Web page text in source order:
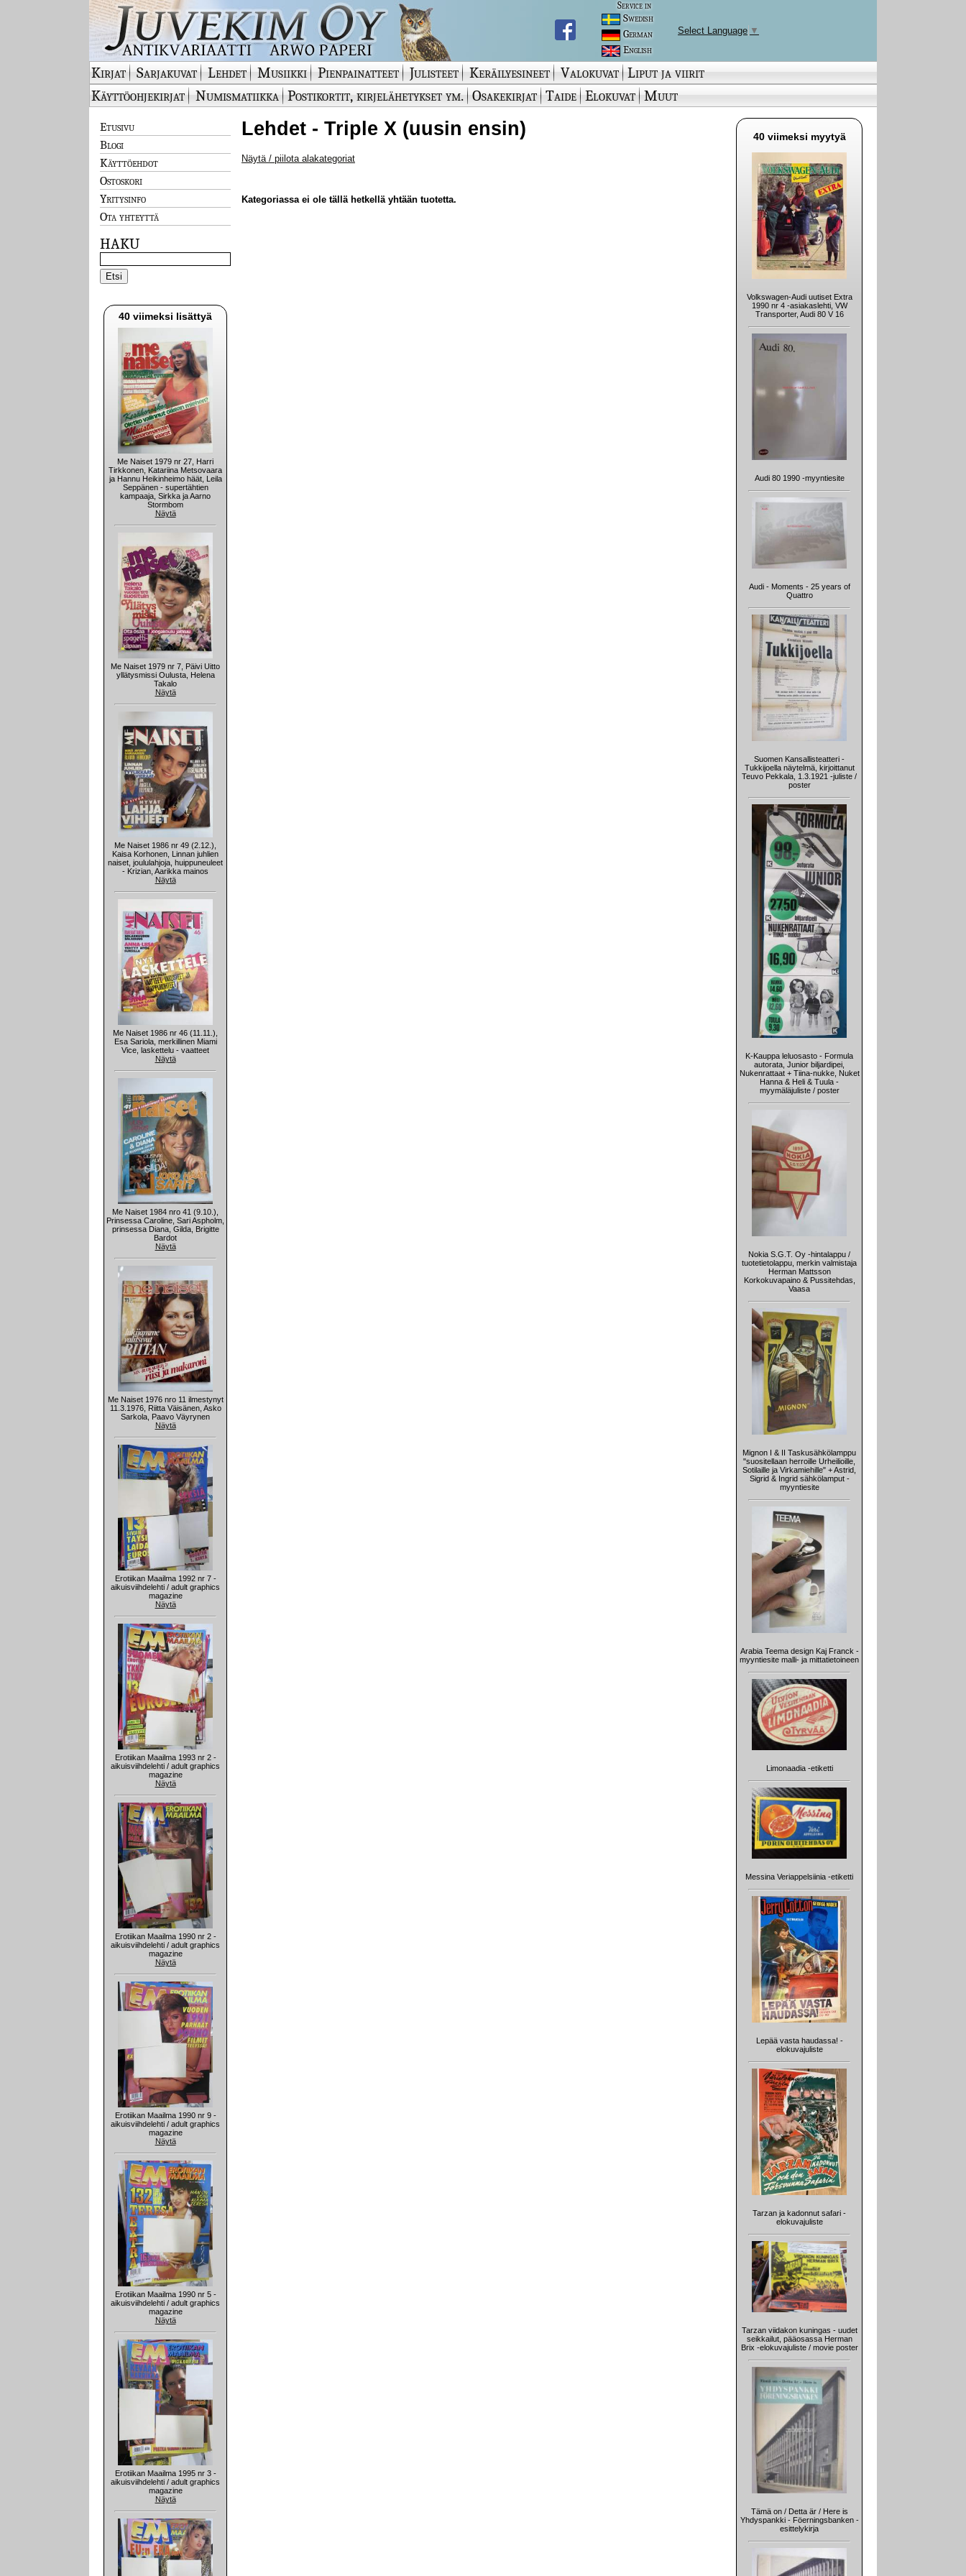
Service in
Swedish
German
English
Select Language ▼
Kirjat Sarjakuvat Lehdet Musiikki Pienpainatteet Julisteet Keräilyesineet Valokuvat Liput ja viirit
Käyttöohjekirjat
Numismatiikka Postikortit, kirjelähetykset ym. Osakekirjat Taide Elokuvat Muut
Etusivu
Blogi
Käyttöehdot
Ostoskori
Yritysinfo
Ota yhteyttä
HAKU
40 viimeksi lisättyä
Me Naiset 1979 nr 27, Harri
Tirkkonen, Katariina Metsovaara
ja Hannu Heikinheimo häät, Leila
Seppänen - supertähtien
kampaaja, Sirkka ja Aarno
Stormbom
Näytä
Me Naiset 1979 nr 7, Päivi Uitto
yllätysmissi Oulusta, Helena
Takalo
Näytä
Me Naiset 1986 nr 49 (2.12.),
Kaisa Korhonen, Linnan juhlien
naiset, joululahjoja, huippuneuleet
- Krizian, Aarikka mainos
Näytä
Me Naiset 1986 nr 46 (11.11.),
Esa Sariola, merkillinen Miami
Vice, laskettelu - vaatteet
Näytä
Me Naiset 1984 nro 41 (9.10.),
Prinsessa Caroline, Sari Aspholm,
prinsessa Diana, Gilda, Brigitte
Bardot
Näytä
Me Naiset 1976 nro 11 ilmestynyt
11.3.1976, Riitta Väisänen, Asko
Sarkola, Paavo Väyrynen
Näytä
Erotiikan Maailma 1992 nr 7 -
aikuisviihdelehti / adult graphics
magazine
Näytä
Erotiikan Maailma 1993 nr 2 -
aikuisviihdelehti / adult graphics
magazine
Näytä
Erotiikan Maailma 1990 nr 2 -
aikuisviihdelehti / adult graphics
magazine
Näytä
Erotiikan Maailma 1990 nr 9 -
aikuisviihdelehti / adult graphics
magazine
Näytä
Erotiikan Maailma 1990 nr 5 -
aikuisviihdelehti / adult graphics
magazine
Näytä
Erotiikan Maailma 1995 nr 3 -
aikuisviihdelehti / adult graphics
magazine
Näytä
Lehdet - Triple X (uusin ensin)
Näytä / piilota alakategoriat
Kategoriassa ei ole tällä hetkellä yhtään tuotetta.
40 viimeksi myytyä
Volkswagen-Audi uutiset Extra
1990 nr 4 -asiakaslehti, VW
Transporter, Audi 80 V 16
Audi 80 1990 -myyntiesite
Audi - Moments - 25 years of
Quattro
Suomen Kansallisteatteri -
Tukkijoella näytelmä, kirjoittanut
Teuvo Pekkala, 1.3.1921 -juliste /
poster
K-Kauppa leluosasto - Formula
autorata, Junior biljardipei,
Nukenrattaat + Tiina-nukke, Nuket
Hanna & Heli & Tuula -
myymäläjuliste / poster
Nokia S.G.T. Oy -hintalappu /
tuotetietolappu, merkin valmistaja
Herman Mattsson
Korkokuvapaino & Pussitehdas,
Vaasa
Mignon I & II Taskusähkölamppu
"suositellaan herroille Urheilioille,
Sotilaille ja Virkamiehille" + Astrid,
Sigrid & Ingrid sähkölamput -
myyntiesite
Arabia Teema design Kaj Franck -
myyntiesite malli- ja mittatietoineen
Limonaadia -etiketti
Messina Veriappelsiinia -etiketti
Lepää vasta haudassa! -
elokuvajuliste
Tarzan ja kadonnut safari -
elokuvajuliste
Tarzan viidakon kuningas - uudet
seikkailut, pääosassa Herman
Brix -elokuvajuliste / movie poster
Tämä on / Detta är / Here is
Yhdyspankki - Föerningsbanken -
esittelykirja